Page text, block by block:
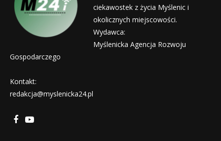
ciekawostek z życia Myślenic i
okolicznych miejscowości.
Wydawca:
Myślenicka Agencja Rozwoju
Gospodarczego
Kontakt:
redakcja@myslenicka24.pl